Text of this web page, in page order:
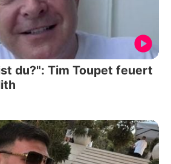
du?": Tim Toupet feuert